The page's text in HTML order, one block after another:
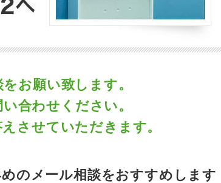
お願い致します。
合わせください。
させていただきます。
のメール相談をおすすめします